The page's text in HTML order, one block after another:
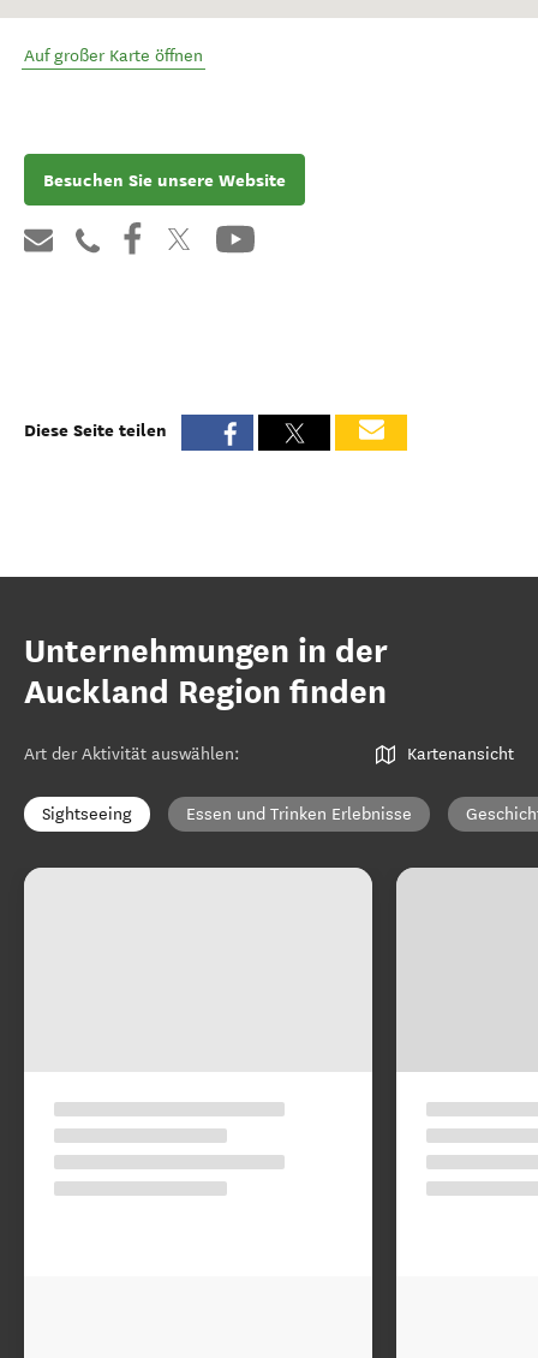
Auf großer Karte öffnen
Besuchen Sie unsere Website
Diese Seite teilen
Unternehmungen in der
Auckland Region finden
Art der Aktivität auswählen: Kartenansicht
Sightseeing Essen und Trinken Erlebnisse